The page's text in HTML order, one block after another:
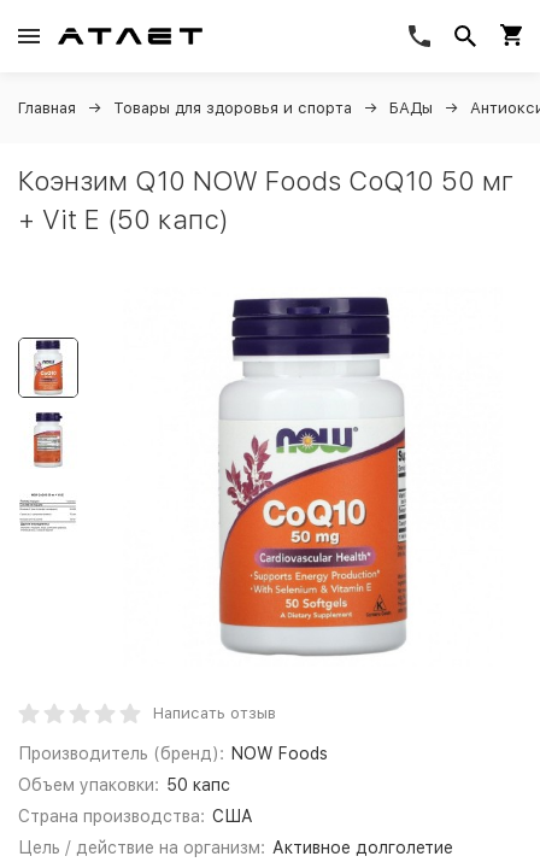
Главная Товары для здоровья и спорта БАДы
Коэнзим Q10 NOW Foods CoQ10 50 мг
+ Vit E (50 капс)
Написать отзыв
Производитель (бренд): NOW Foods
Объем упаковки: 50 капс
Страна производства: США
Цель / действие на организм: Активное долголетие